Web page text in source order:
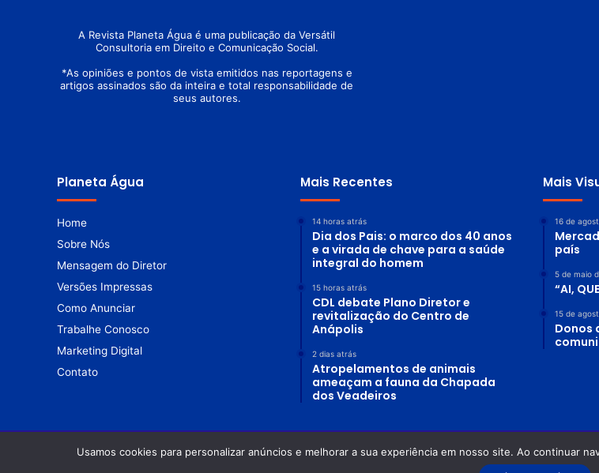
A Revista Planeta Água é uma publicação da Versátil
Consultoria em Direito e Comunicação Social.
*As opiniões e pontos de vista emitidos nas reportagens e
artigos assinados são da inteira e total responsabilidade de
seus autores.
Planeta Água
Home
Sobre Nós
Mensagem do Diretor
Versões Impressas
Como Anunciar
Trabalhe Conosco
Marketing Digital
Contato
Mais Recentes
14 horas atrás
Dia dos Pais: o marco dos 40 anos
e a virada de chave para a saúde
integral do homem
15 horas atrás
CDL debate Plano Diretor e
revitalização do Centro de
Anápolis
2 dias atrás
Atropelamentos de animais
ameaçam a fauna da Chapada
dos Veadeiros
Mais
16 de
país
5 de maio
“AI,
15 de
Donos
© Copyright 2026. Todos os direitos reservados |Revista Planeta Água - Odilon Alves Rosa DRT-GO: 0870/
Usamos cookies para personalizar anúncios e melhorar a sua experiência em nosso site. Ao continuar